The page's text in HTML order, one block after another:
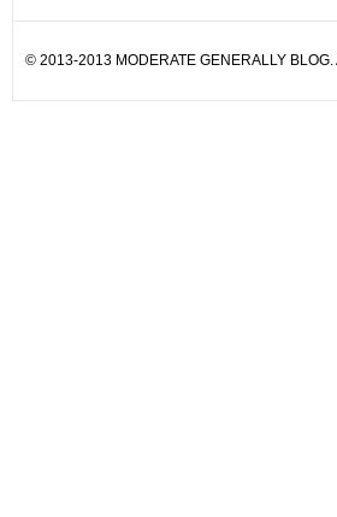
© 2013-2013 MODERATE GENERALLY